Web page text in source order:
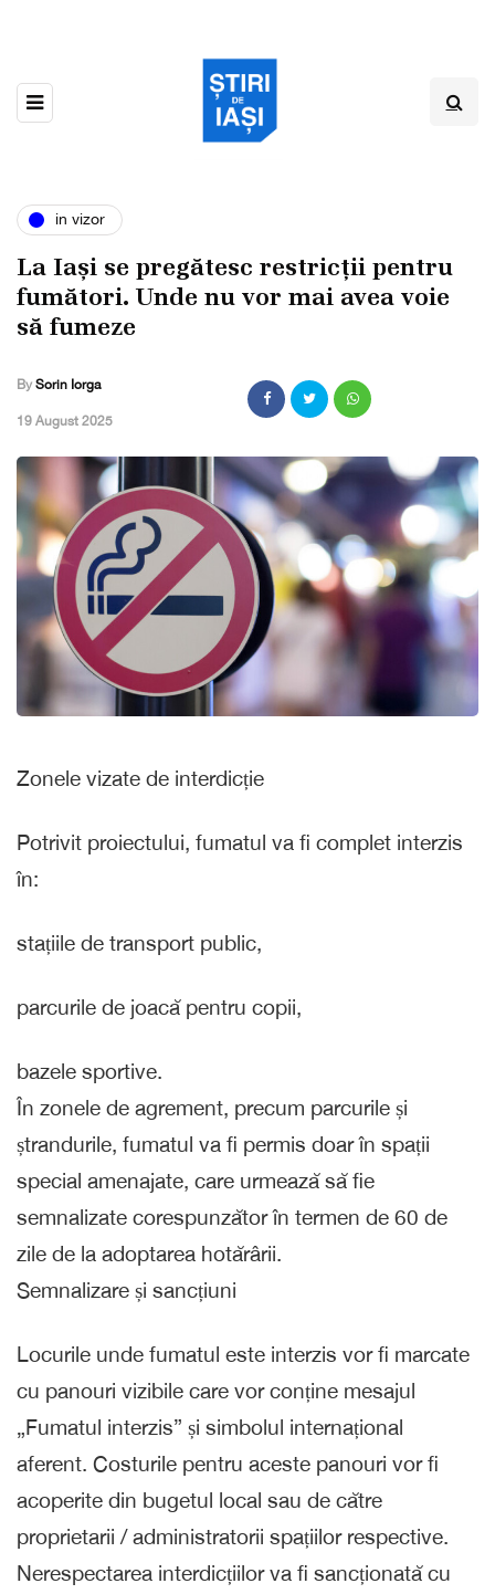
in vizor
La Iași se pregătesc restricții pentru
fumători. Unde nu vor mai avea voie
să fumeze
By Sorin Iorga
,19 August 2025
Zonele vizate de interdicție
Potrivit proiectului, fumatul va fi complet interzis
în:
stațiile de transport public,
parcurile de joacă pentru copii,
bazele sportive.
În zonele de agrement, precum parcurile și
ștrandurile, fumatul va fi permis doar în spații
special amenajate, care urmează să fie
semnalizate corespunzător în termen de 60 de
zile de la adoptarea hotărârii.
Semnalizare și sancțiuni
Locurile unde fumatul este interzis vor fi marcate
cu panouri vizibile care vor conține mesajul
„Fumatul interzis” și simbolul internațional
aferent. Costurile pentru aceste panouri vor fi
acoperite din bugetul local sau de către
proprietarii / administratorii spațiilor respective.
Nerespectarea interdicțiilor va fi sancționată cu